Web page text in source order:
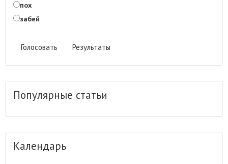
пох
забей
Голосовать Результаты
Популярные статьи
Календарь